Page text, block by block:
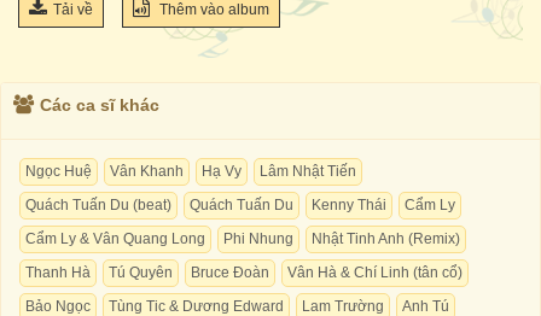
Tải về Thêm vào album
Các ca sĩ khác
Ngọc Huệ Vân Khanh Hạ Vy
Lâm Nhật Tiến
Quách Tuấn Du (beat)
Quách Tuấn Du Kenny Thái
Cẩm Ly
Cẩm Ly & Vân Quang Long
Phi Nhung
Nhật Tinh Anh (Remix)
Thanh Hà
Tú Quyên Bruce Đoàn
Vân Hà & Chí Linh (tân cổ)
Bảo Ngọc
Tùng Tic & Dương Edward Lam Trường
Anh Tú